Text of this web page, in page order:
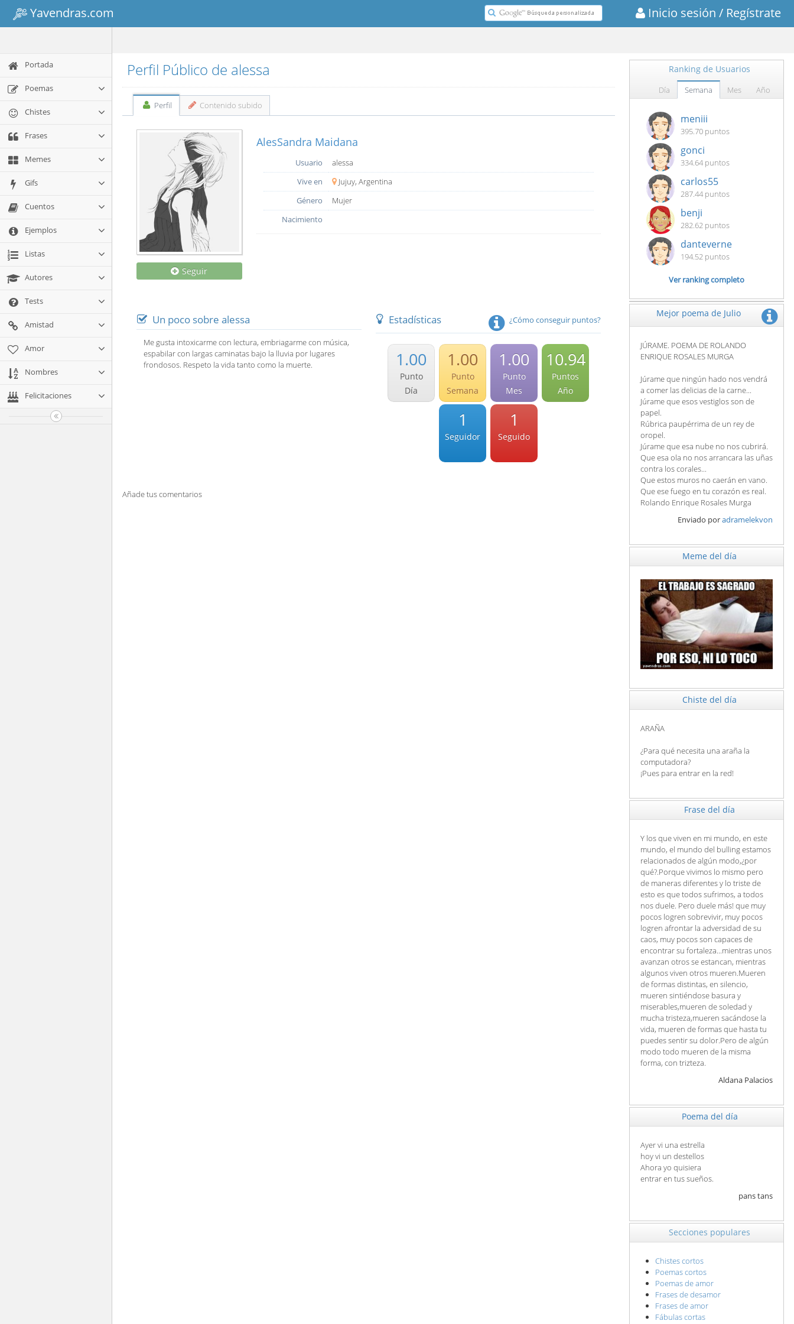
Yavendras.com Inicio sesión / Regístrate
Portada
Poemas
Chistes
Frases
Memes
Gifs
Cuentos
Ejemplos
Listas
Autores
Tests
Amistad
Amor
Nombres
Felicitaciones
Perfil Público de alessa
Perfil Contenido subido
Seguir
AlesSandra Maidana
Usuario
alessa
Vive en
Jujuy, Argentina
Género
Mujer
Nacimiento
Un poco sobre alessa
Me gusta intoxicarme con lectura, embriagarme con música,
espabilar con largas caminatas bajo la lluvia por lugares
frondosos. Respeto la vida tanto como la muerte.
Estadísticas ¿Cómo conseguir puntos?
1.00
Punto
Día
1.00
Punto
Semana
1.00
Punto
Mes
10.94
Puntos
Año
1
Seguidor
1
Seguido
Añade tus comentarios
Ranking de Usuarios
Día Semana Mes Año
meniii
395.70 puntos
gonci
334.64 puntos
carlos55
287.44 puntos
benji
282.62 puntos
danteverne
194.52 puntos
Ver ranking completo
Mejor poema de Julio
JÚRAME. POEMA DE ROLANDO
ENRIQUE ROSALES MURGA
Júrame que ningún hado nos vendrá
a comer las delicias de la carne...
Júrame que esos vestiglos son de
papel.
Rúbrica paupérrima de un rey de
oropel.
Júrame que esa nube no nos cubrirá.
Que esa ola no nos arrancara las uñas
contra los corales...
Que estos muros no caerán en vano.
Que ese fuego en tu corazón es real.
Rolando Enrique Rosales Murga
Enviado poradramelekvon
Meme del día
Chiste del día
ARAÑA
¿Para qué necesita una araña la
computadora?
¡Pues para entrar en la red!
Frase del día
Y los que viven en mi mundo, en este
mundo, el mundo del bulling estamos
relacionados de algún modo,¿por
qué?.Porque vivimos lo mismo pero
de maneras diferentes y lo triste de
esto es que todos sufrimos, a todos
nos duele. Pero duele más! que muy
pocos logren sobrevivir, muy pocos
logren afrontar la adversidad de su
caos, muy pocos son capaces de
encontrar su fortaleza...mientras unos
avanzan otros se estancan, mientras
algunos viven otros mueren.Mueren
de formas distintas, en silencio,
mueren sintiéndose basura y
miserables,mueren de soledad y
mucha tristeza,mueren sacándose la
vida, mueren de formas que hasta tu
puedes sentir su dolor.Pero de algún
modo todo mueren de la misma
forma, con trizteza.
Aldana Palacios
Poema del día
Ayer vi una estrella
hoy vi un destellos
Ahora yo quisiera
entrar en tus sueños.
pans tans
Secciones populares
Chistes cortos
Poemas cortos
Poemas de amor
Frases de desamor
Frases de amor
Fábulas cortas